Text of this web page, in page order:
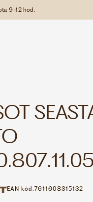
9-12 hod.
EAN kód:7611608315132